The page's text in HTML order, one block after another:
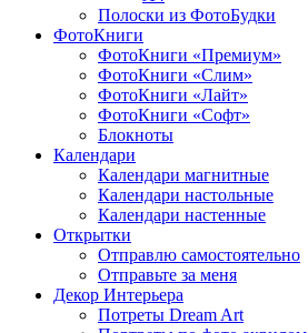
Полоски из ФотоБудки
ФотоКниги
ФотоКниги «Премиум»
ФотоКниги «Слим»
ФотоКниги «Лайт»
ФотоКниги «Софт»
Блокноты
Календари
Календари магнитные
Календари настольные
Календари настенные
Открытки
Отправлю самостоятельно
Отправьте за меня
Декор Интерьера
Потреты Dream Art